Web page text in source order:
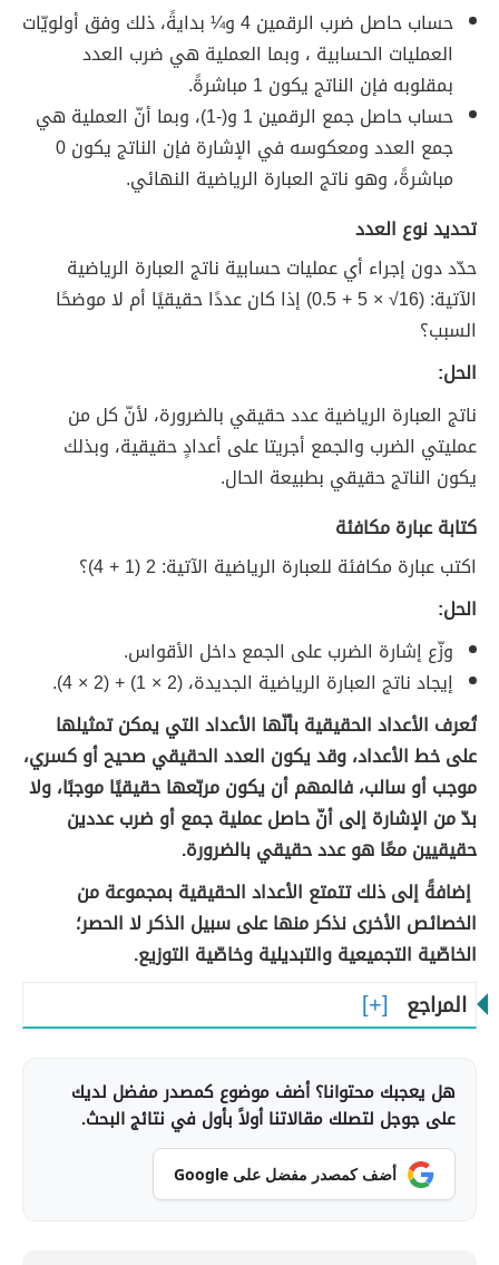
حساب حاصل ضرب الرقمين 4 و¼ بدايةً، ذلك وفق أولويّات
العمليات الحسابية ، وبما العملية هي ضرب العدد
بمقلوبه فإن الناتج يكون 1 مباشرةً.
حساب حاصل جمع الرقمين 1 و(-1)، وبما أنّ العملية هي
جمع العدد ومعكوسه في الإشارة فإن الناتج يكون 0
مباشرةً، وهو ناتج العبارة الرياضية النهائي.
تحديد نوع العدد
حدّد دون إجراء أي عمليات حسابية ناتج العبارة الرياضية
الآتية: (16√ × 5 + 0.5) إذا كان عددًا حقيقيًا أم لا موضحًا
السبب؟
الحل:
ناتج العبارة الرياضية عدد حقيقي بالضرورة، لأنّ كل من
عمليتي الضرب والجمع أجريتا على أعدادٍ حقيقية، وبذلك
يكون الناتج حقيقي بطبيعة الحال.
كتابة عبارة مكافئة
اكتب عبارة مكافئة للعبارة الرياضية الآتية: 2 (1 + 4)؟
الحل:
وزّع إشارة الضرب على الجمع داخل الأقواس.
إيجاد ناتج العبارة الرياضية الجديدة، (2 × 1) + (2 × 4).
تُعرف الأعداد الحقيقية بأنّها الأعداد التي يمكن تمثيلها
على خط الأعداد، وقد يكون العدد الحقيقي صحيح أو كسري،
موجب أو سالب، فالمهم أن يكون مربّعها حقيقيًا موجبًا، ولا
بدّ من الإشارة إلى أنّ حاصل عملية جمع أو ضرب عددين
حقيقيين معًا هو عدد حقيقي بالضرورة.
إضافةً إلى ذلك تتمتع الأعداد الحقيقية بمجموعة من
الخصائص الأخرى نذكر منها على سبيل الذكر لا الحصر؛
الخاصّية التجميعية والتبديلية وخاصّية التوزيع.
المراجع
هل يعجبك محتوانا؟ أضف موضوع كمصدر مفضل لديك
على جوجل لتصلك مقالاتنا أولاً بأول في نتائج البحث.
أضف كمصدر مفضل على Google